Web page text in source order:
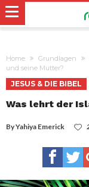
Home Grundlagen
und seine Mutter?
JESUS & DIE BIBEL
Was lehrt der
ByYahiya Emerick